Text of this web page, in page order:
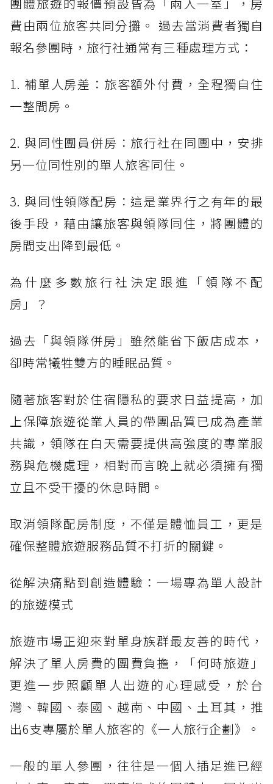
團體旅遊的報價預設皆為「兩人一室」，房
費由兩位旅客共同分攤。 過去當消費者獨自
報名參團時，旅行社通常有三種處理方式：
1. 補單人房差：旅客額外付費，全程獨自住
一整間房。
2. 與同性團員併房：旅行社在同團中，安排
另一位同性別的單人旅客同住。
3. 與同性領隊配房：這是業界行之有年的最
後手段，藉由讓旅客與領隊同住，將團體的
房間支出降到最低。
為什麼多數旅行社決定跟進「領隊不配
房」？
過去「與領隊併房」雖然能省下飯店成本，
卻時常犧牲雙方的睡眠品質。
隨著旅客對於住宿隱私的要求日益提高，加
上保障旅遊從業人員的帶團品質已成為產業
共識，領隊在白天需要提供高強度的專業服
務與危機處理，相對而言晚上就必須擁有獨
立且不受干擾的休息時間。
取消領隊配房制度，不僅是體恤員工，更是
確保整體旅遊服務品質不打折的關鍵。
從解決痛點到創造體驗：一場專為單人設計
的旅遊模式
旅遊市場正迎來對單身族群最友善的時代，
解決了單人房費的團費負擔，「何時旅遊」
更進一步照顧單人出遊的心理感受，於台
灣、韓國、泰國、越南、中國、土耳其，推
出6支專屬於單人旅客的《一人旅行企劃》。
一般的單人參團，往往是一個人插足進已經